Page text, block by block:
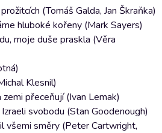
(Tomáš Galda, Jan Škraňka)
hluboké kořeny (Mark Sayers)
moje duše praskla (Věra
Klesnil)
přeceňují (Ivan Lemak)
svobodu (Stan Goodenough)
všemi směry (Peter Cartwright,